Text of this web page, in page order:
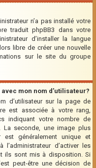
n’a pas installé votre
traduit phpBB3 dans votre
d’installer la langue
libre de créer une nouvelle
sur le site du groupe
mon nom d’utilisateur?
d’utilisateur sur la page de
est associée à votre rang,
indiquant votre nombre de
seconde, une image plus
est généralement unique et
l’administrateur d’activer les
ils sont mis à disposition. Si
peut-être une décision de